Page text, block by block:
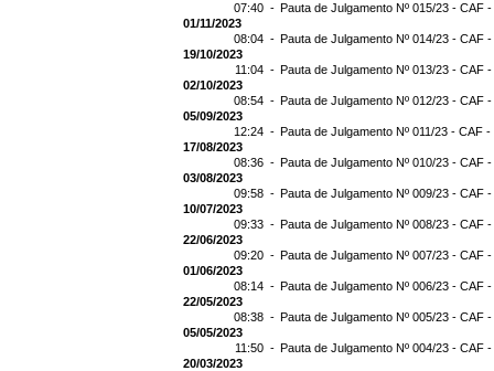
07:40 - Pauta de Julgamento Nº 015/23 - CAF
01/11/2023
08:04 - Pauta de Julgamento Nº 014/23 - CAF
19/10/2023
11:04 - Pauta de Julgamento Nº 013/23 - CAF
02/10/2023
08:54 - Pauta de Julgamento Nº 012/23 - CAF
05/09/2023
12:24 - Pauta de Julgamento Nº 011/23 - CAF
17/08/2023
08:36 - Pauta de Julgamento Nº 010/23 - CAF
03/08/2023
09:58 - Pauta de Julgamento Nº 009/23 - CAF
10/07/2023
09:33 - Pauta de Julgamento Nº 008/23 - CAF
22/06/2023
09:20 - Pauta de Julgamento Nº 007/23 - CAF
01/06/2023
08:14 - Pauta de Julgamento Nº 006/23 - CAF
22/05/2023
08:38 - Pauta de Julgamento Nº 005/23 - CAF
05/05/2023
11:50 - Pauta de Julgamento Nº 004/23 - CAF
20/03/2023